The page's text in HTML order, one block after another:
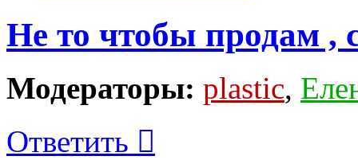
Не то чтобы продам ,
Модераторы: plastic,
Ответить